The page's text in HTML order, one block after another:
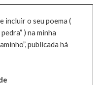
incluir o seu poema (
) na minha
publicada há